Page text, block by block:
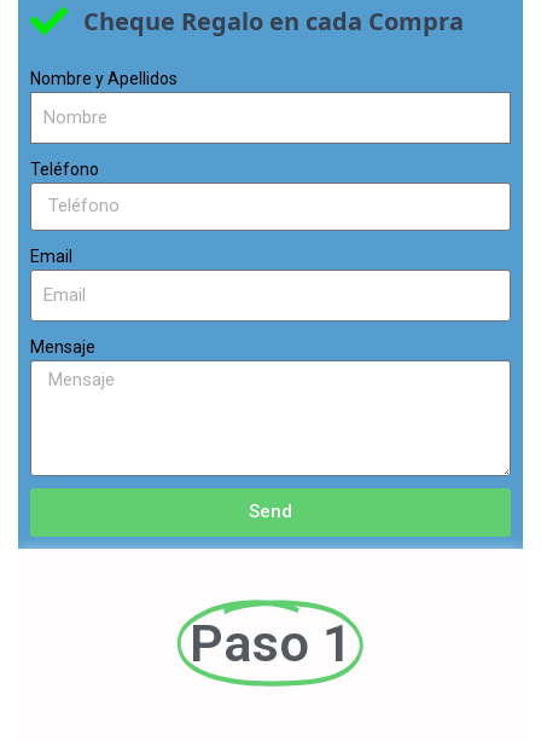
Cheque Regalo en cada Compra
Nombre y Apellidos
Teléfono
Email
Mensaje
Send
Paso 1